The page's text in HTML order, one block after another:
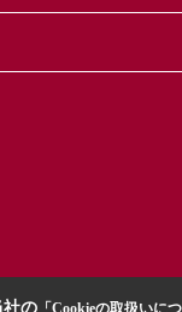
の「Cookieの取扱いにつ